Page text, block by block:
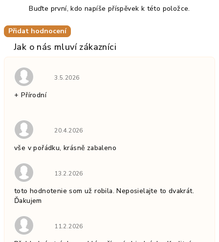
Buďte první, kdo napíše příspěvek k této položce.
Přidat hodnocení
Hodnocení obchodu je 5 z 5 hvězdiček.
3.5.2026
+ Přírodní
Hodnocení obchodu je 5 z 5 hvězdiček.
20.4.2026
vše v pořádku, krásně zabaleno
Hodnocení obchodu je 5 z 5 hvězdiček.
13.2.2026
toto hodnotenie som už robila. Neposielajte to dvakrát.
Ďakujem
Hodnocení obchodu je 5 z 5 hvězdiček.
11.2.2026